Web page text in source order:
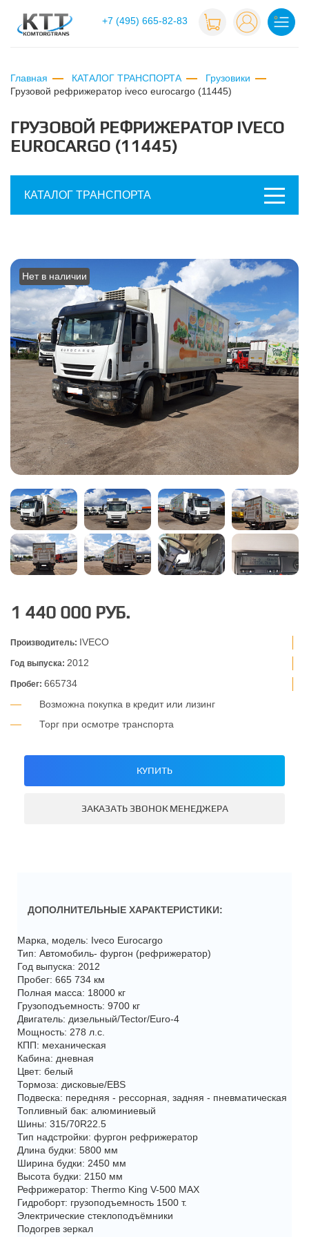
+7 (495) 665-82-83
Главная КАТАЛОГ ТРАНСПОРТА
Грузовики
грузовой рефрижератор iveco eurocargo (11445)
ГРУЗОВОЙ РЕФРИЖЕРАТОР IVECO
EUROCARGO (11445)
КАТАЛОГ ТРАНСПОРТА
Нет в наличии
1 440 000 РУБ.
Производитель: IVECO
Год выпуска: 2012
Пробег: 665734
Возможна покупка в кредит или лизинг
Торг при осмотре транспорта
КУПИТЬ
ЗАКАЗАТЬ ЗВОНОК МЕНЕДЖЕРА
ДОПОЛНИТЕЛЬНЫЕ ХАРАКТЕРИСТИКИ:
Марка, модель: Iveco Eurocargo
Тип: Автомобиль- фургон (рефрижератор)
Год выпуска: 2012
Пробег: 665 734 км
Полная масса: 18000 кг
Грузоподъемность: 9700 кг
Двигатель: дизельный/Tector/Euro-4
Мощность: 278 л.с.
КПП: механическая
Кабина: дневная
Цвет: белый
Тормоза: дисковые/EBS
Подвеска: передняя - рессорная, задняя - пневматическая
Топливный бак: алюминиевый
Шины: 315/70R22.5
Тип надстройки: фургон рефрижератор
Длина будки: 5800 мм
Ширина будки: 2450 мм
Высота будки: 2150 мм
Рефрижератор: Thermo King V-500 MAX
Гидроборт: грузоподъемность 1500 т.
Электрические стеклоподъёмники
Подогрев зеркал